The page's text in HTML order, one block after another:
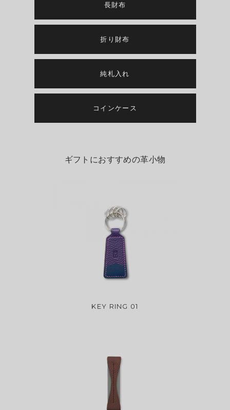
長財布
折り財布
純札入れ
コインケース
ギフトにおすすめの革小物
KEY RING 01